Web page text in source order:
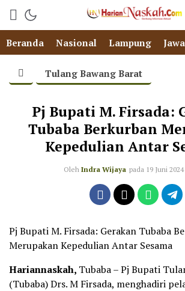
Beranda Nasional Lampung
Tulang Bawang Barat
Pj Bupati M. Firsada:
Tubaba Berkurban
Kepedulian Antar
Oleh Indra Wijaya pada 19 Juni
Pj Bupati M. Firsada: Gerakan Tubaba
Merupakan Kepedulian Antar Sesama
Hariannaskah, Tubaba – Pj Bupati
(Tubaba) Drs. M Firsada, menghadiri